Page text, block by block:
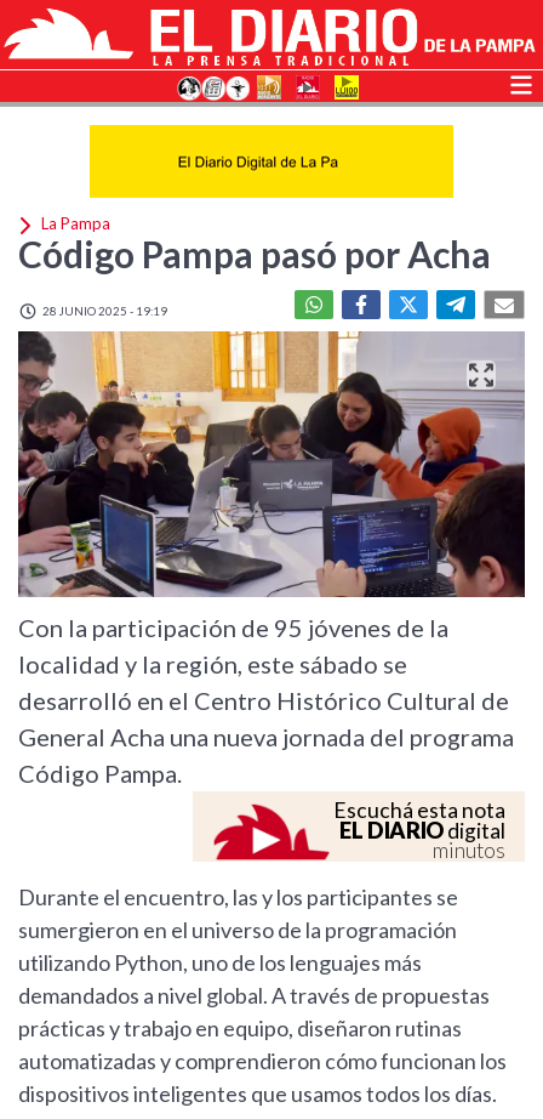
La Pampa
Código Pampa pasó por Acha
28 JUNIO 2025 - 19:19
Con la participación de 95 jóvenes de la
localidad y la región, este sábado se
desarrolló en el Centro Histórico Cultural de
General Acha una nueva jornada del programa
Código Pampa.
Escuchá esta nota
EL DIARIOdigital
minutos
Durante el encuentro, las y los participantes se
sumergieron en el universo de la programación
utilizando Python, uno de los lenguajes más
demandados a nivel global. A través de propuestas
prácticas y trabajo en equipo, diseñaron rutinas
automatizadas y comprendieron cómo funcionan los
dispositivos inteligentes que usamos todos los días.